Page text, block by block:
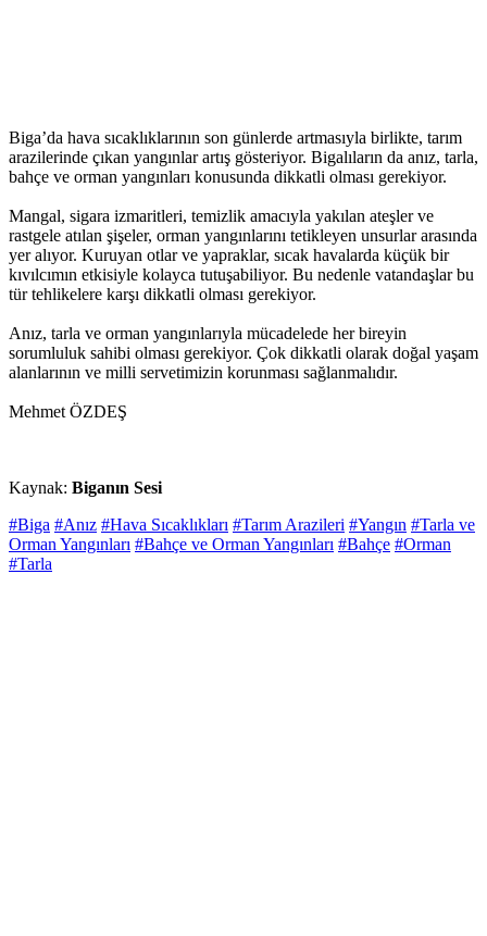
Biga’da hava sıcaklıklarının son günlerde artmasıyla birlikte, tarım
arazilerinde çıkan yangınlar artış gösteriyor. Bigalıların da anız, tarla,
bahçe ve orman yangınları konusunda dikkatli olması gerekiyor.
Mangal, sigara izmaritleri, temizlik amacıyla yakılan ateşler ve
rastgele atılan şişeler, orman yangınlarını tetikleyen unsurlar arasında
yer alıyor. Kuruyan otlar ve yapraklar, sıcak havalarda küçük bir
kıvılcımın etkisiyle kolayca tutuşabiliyor. Bu nedenle vatandaşlar bu
tür tehlikelere karşı dikkatli olması gerekiyor.
Anız, tarla ve orman yangınlarıyla mücadelede her bireyin
sorumluluk sahibi olması gerekiyor. Çok dikkatli olarak doğal yaşam
alanlarının ve milli servetimizin korunması sağlanmalıdır.
Mehmet ÖZDEŞ
Kaynak: Biganın Sesi
#Biga #Anız #Hava Sıcaklıkları #Tarım Arazileri #Yangın #Tarla ve
Orman Yangınları #Bahçe ve Orman Yangınları #Bahçe #Orman
#Tarla